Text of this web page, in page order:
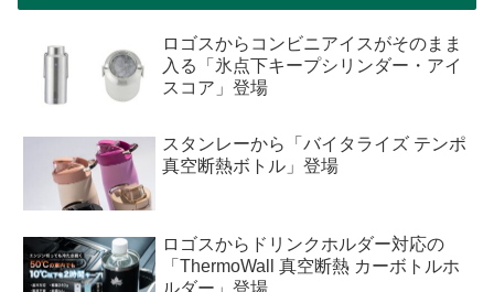
ロゴスからコンビニアイスがそのまま
入る「氷点下キープシリンダー・アイ
スコア」登場
スタンレーから「バイタライズ テンポ
真空断熱ボトル」登場
ロゴスからドリンクホルダー対応の
「ThermoWall 真空断熱 カーボトルホ
ルダー」登場